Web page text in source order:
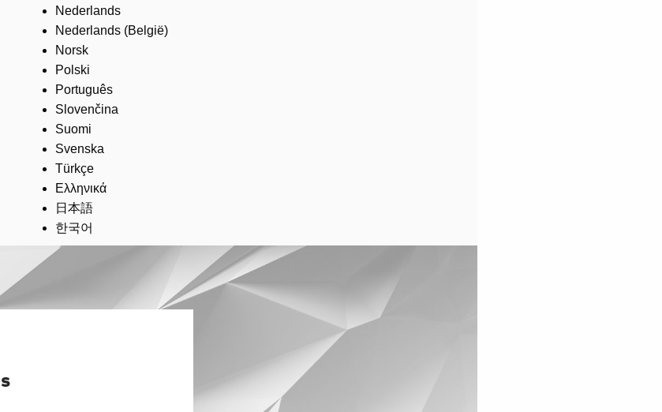
Nederlands
Nederlands (België)
Norsk
Polski
Português
Slovenčina
Suomi
Svenska
Türkçe
Ελληνικά
日本語
한국어